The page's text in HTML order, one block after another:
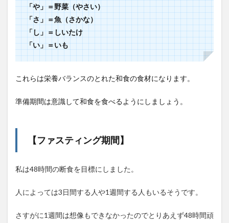
「や」＝野菜（やさい）
「さ」＝魚（さかな）
「し」＝しいたけ
「い」＝いも
これらは栄養バランスのとれた和食の食材になります。
準備期間は意識して和食を食べるようにしましょう。
【ファスティング期間】
私は48時間の断食を目標にしました。
人によっては3日間する人や1週間する人もいるそうです。
さすがに1週間は想像もできなかったのでとりあえず48時間頑